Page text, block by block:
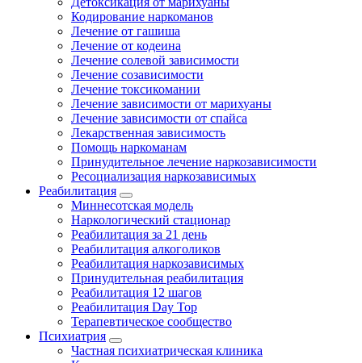
Кодирование наркоманов
Лечение от гашиша
Лечение от кодеина
Лечение солевой зависимости
Лечение созависимости
Лечение токсикомании
Лечение зависимости от марихуаны
Лечение зависимости от спайса
Лекарственная зависимость
Помощь наркоманам
Принудительное лечение наркозависимости
Ресоциализация наркозависимых
Реабилитация
Миннесотская модель
Наркологический стационар
Реабилитация за 21 день
Реабилитация алкоголиков
Реабилитация наркозависимых
Принудительная реабилитация
Реабилитация 12 шагов
Реабилитация Day Top
Терапевтическое сообщество
Психиатрия
Частная психиатрическая клиника